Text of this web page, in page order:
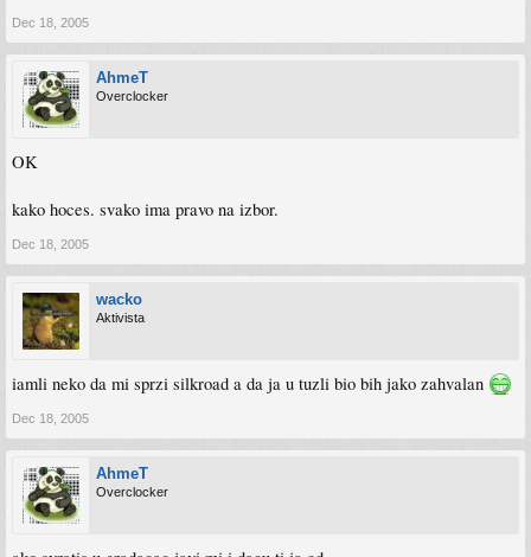
Dec 18, 2005
AhmeT
Overclocker
OK
kako hoces. svako ima pravo na izbor.
Dec 18, 2005
wacko
Aktivista
iamli neko da mi sprzi silkroad a da ja u tuzli bio bih jako zahvalan
Dec 18, 2005
AhmeT
Overclocker